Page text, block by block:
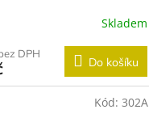
Skladem
DPH
Do košíku
Kód: 302A